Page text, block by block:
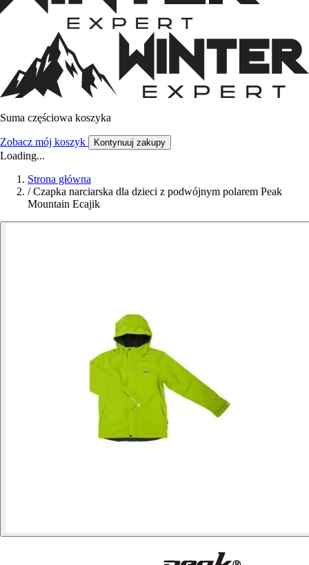
Suma częściowa koszyka
Zobacz mój koszyk Kontynuuj zakupy
Loading...
Strona główna
/ Czapka narciarska dla dzieci z podwójnym polarem Peak
Mountain Ecajik